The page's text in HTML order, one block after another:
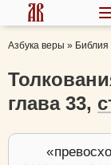
Азбука веры » Библия
глава 33,